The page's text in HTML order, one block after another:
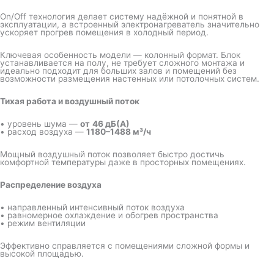
On/Off технология делает систему надёжной и понятной в
эксплуатации, а встроенный электронагреватель значительно
ускоряет прогрев помещения в холодный период.
Ключевая особенность модели — колонный формат. Блок
устанавливается на полу, не требует сложного монтажа и
идеально подходит для больших залов и помещений без
возможности размещения настенных или потолочных систем.
Тихая работа и воздушный поток
• уровень шума — от 46 дБ(А)
• расход воздуха — 1180–1488 м³/ч
Мощный воздушный поток позволяет быстро достичь
комфортной температуры даже в просторных помещениях.
Распределение воздуха
• направленный интенсивный поток воздуха
• равномерное охлаждение и обогрев пространства
• режим вентиляции
Эффективно справляется с помещениями сложной формы и
высокой площадью.